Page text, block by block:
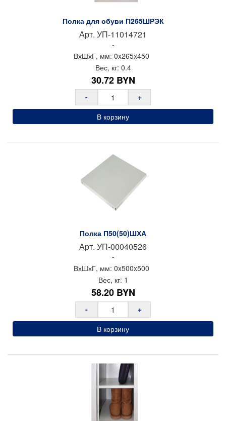
Полка для обуви П265ШРЭК
Арт. УП-11014721
-
ВхШхГ, мм: 0x265x450
Вес, кг: 0.4
30.72 BYN
-
+
В корзину
Полка П50(50)ШХА
Арт. УП-00040526
-
ВхШхГ, мм: 0x500x500
Вес, кг: 1
58.20 BYN
-
+
В корзину